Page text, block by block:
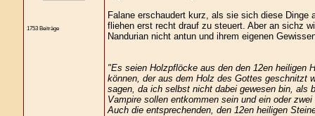
1753 Beiträge
Falane erschaudert kurz, als sie sich diese
fliehen erst recht drauf zu steuert. Aber an sichz
Nandurian nicht antun und ihrem eigenen
"Es seien Holzpflöcke aus den den 12en heiligen
können, der aus dem Holz des Gottes geschnitzt
sagen, da ich selbst nicht dabei gewesen bin, als
Vampire sollen entkommen sein und ein oder
Auch die entsprechenden, den 12en heiligen